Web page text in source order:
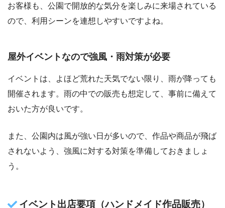
お客様も、公園で開放的な気分を楽しみに来場されている
ので、利用シーンを連想しやすいですよね。
屋外イベントなので強風・雨対策が必要
イベントは、よほど荒れた天気でない限り、雨が降っても
開催されます。雨の中での販売も想定して、事前に備えて
おいた方が良いです。
また、公園内は風が強い日が多いので、作品や商品が飛ば
されないよう、強風に対する対策を準備しておきましょ
う。
イベント出店要項（ハンドメイド作品販売）